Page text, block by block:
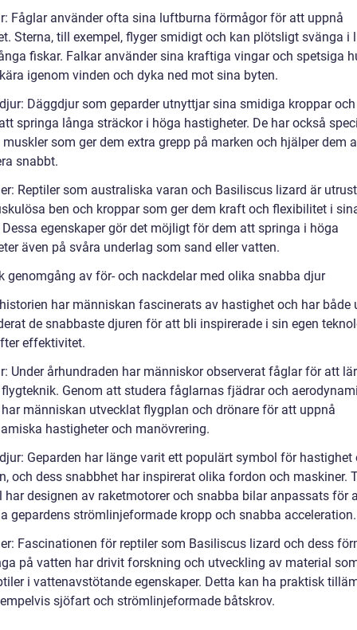
Fåglar använder ofta sina luftburna förmågor för att uppnå
Sterna, till exempel, flyger smidigt och kan plötsligt svänga i
fiskar. Falkar använder sina kraftiga vingar och spetsiga
igenom vinden och dyka ned mot sina byten.
Däggdjur som geparder utnyttjar sina smidiga kroppar
springa långa sträckor i höga hastigheter. De har också
som ger dem extra grepp på marken och hjälper dem
snabbt.
Reptiler som australiska varan och Basiliscus lizard är
ben och kroppar som ger dem kraft och flexibilitet i
Dessa egenskaper gör det möjligt för dem att springa i höga
även på svåra underlag som sand eller vatten.
genomgång av för- och nackdelar med olika snabba djur
har människan fascinerats av hastighet och har både
de snabbaste djuren för att bli inspirerade i sin egen
effektivitet.
Under århundraden har människor observerat fåglar för att
Genom att studera fåglarnas fjädrar och
människan utvecklat flygplan och drönare för att uppnå
hastigheter och manövrering.
Geparden har länge varit ett populärt symbol för hastighet
och dess snabbhet har inspirerat olika fordon och maskiner.
har designen av raketmotorer och snabba bilar anpassats för
gepardens strömlinjeformade kropp och snabba acceleration.
Fascinationen för reptiler som Basiliscus lizard och dess
på vatten har drivit forskning och utveckling av material
i vattenavstötande egenskaper. Detta kan ha praktisk
sjöfart och strömlinjeformade båtskrov.